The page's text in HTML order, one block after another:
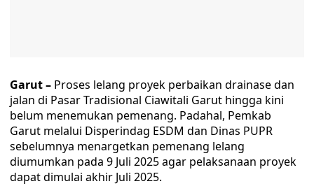
Garut – Proses lelang proyek perbaikan drainase dan
jalan di Pasar Tradisional Ciawitali Garut hingga kini
belum menemukan pemenang. Padahal, Pemkab
Garut melalui Disperindag ESDM dan Dinas PUPR
sebelumnya menargetkan pemenang lelang
diumumkan pada 9 Juli 2025 agar pelaksanaan proyek
dapat dimulai akhir Juli 2025.